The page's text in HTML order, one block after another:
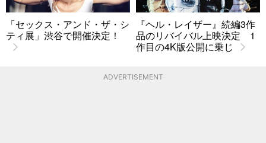
「セックス・アンド・ザ・シ
ティ展」渋谷で開催決定！
『ヘル・レイザー』続編3作
品のリバイバル上映決定 1
作目の4K版公開に乗じ
ADVERTISEMENT